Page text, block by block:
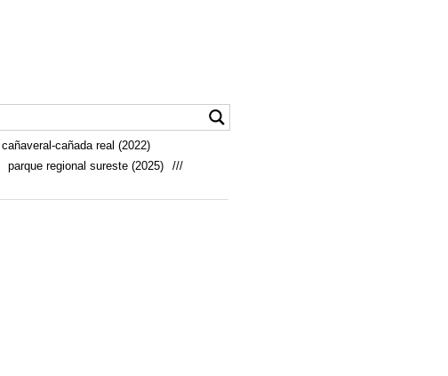
cañaveral-cañada real (2022)
parque regional sureste (2025)
///